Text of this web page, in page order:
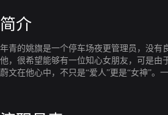
简介
年青的姚旗是一个停车场夜更管理员，没有
他，很希望能够有一位知心女朋友，可是由
蔚文在他心中，不只是“爱人”更是“女神”